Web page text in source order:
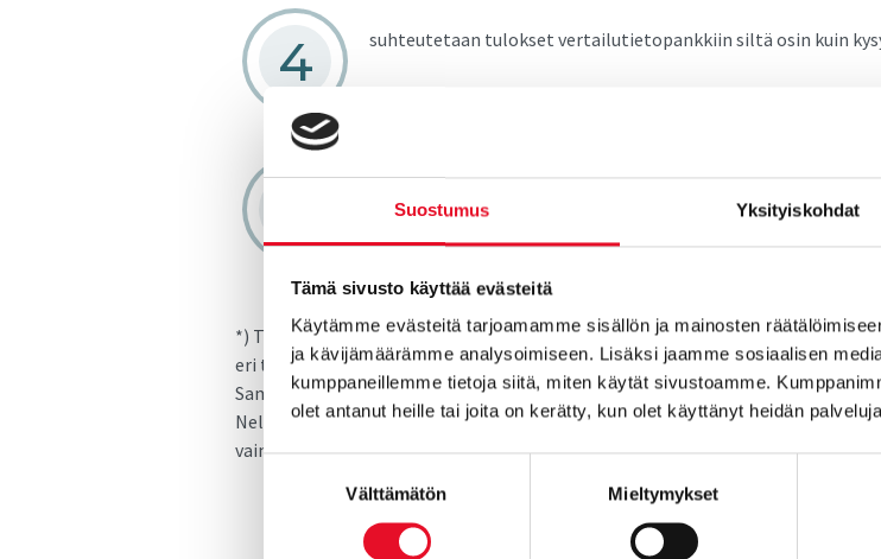
Suostumus Yksityiskohdat
Tämä sivusto käyttää evästeitä
Käytämme evästeitä tarjoamamme sisällön ja mainosten
ja kävijämäärämme analysoimiseen. Lisäksi jaamme sosiaalisen
kumppaneillemme tietoja siitä, miten käytät sivustoamme.
olet antanut heille tai joita on kerätty, kun olet käyttänyt heidän
Välttämätön Mieltymykset
suhteutetaan tulokset vertailutietopankkiin siltä osin kuin
*) Tietopankin tuloksista on tehty tilastollisesti luotettavia
eri toimialalta. Nelikentät kertovat eri osa-alueiden ja niiden sisällä olevien
Samalla ne antavat vertailutietoa siitä, miten tyytyväisiä suomalaiset tai
Nelikenttäanalyysit ovat saatavilla myös tarkemmin rajatusta
vain yksityisen sektorin yrityksistä.